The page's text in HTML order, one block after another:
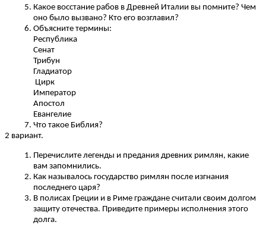
Какое восстание рабов в Древней Италии вы помните? Чем
оно было вызвано? Кто его возглавил?
Объясните термины:
Республика
Сенат
Трибун
Гладиатор
Цирк
Император
Апостол
Евангелие
Что такое Библия?
2 вариант.
Перечислите легенды и предания древних римлян, какие
вам запомнились.
Как называлось государство римлян после изгнания
последнего царя?
В полисах Греции и в Риме граждане считали своим долгом
защиту отечества. Приведите примеры исполнения этого
долга.